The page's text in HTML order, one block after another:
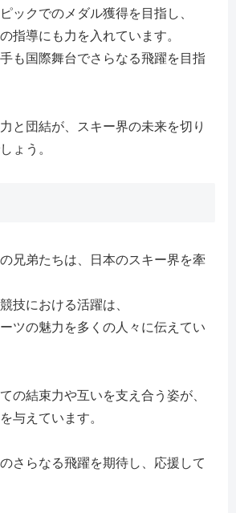
ックでのメダル獲得を目指し、
指導にも力を入れています。
も国際舞台でさらなる飛躍を目指
と団結が、スキー界の未来を切り
ょう。
兄弟たちは、日本のスキー界を牽
技における活躍は、
ツの魅力を多くの人々に伝えてい
の結束力や互いを支え合う姿が、
与えています。
さらなる飛躍を期待し、応援して